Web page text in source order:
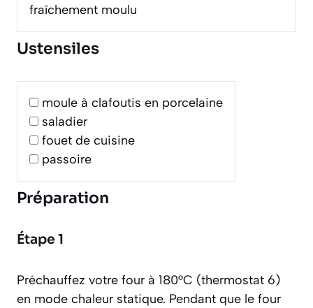
fraîchement moulu
Ustensiles
moule à clafoutis en porcelaine
saladier
fouet de cuisine
passoire
Préparation
Étape 1
Préchauffez votre four à 180°C (thermostat 6)
en mode chaleur statique. Pendant que le four